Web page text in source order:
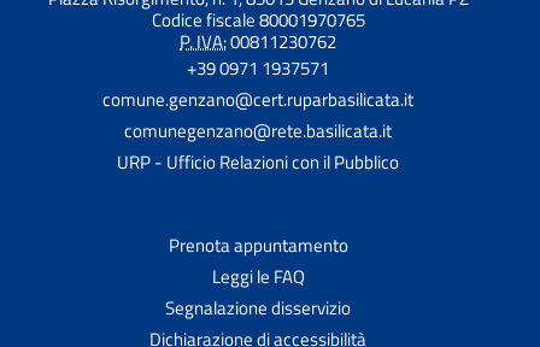
Codice fiscale 80001970765
P. IVA:00811230762
+39 0971 1937571
comune.genzano@cert.ruparbasilicata.it
comunegenzano@rete.basilicata.it
URP - Ufficio Relazioni con il Pubblico
Prenota appuntamento
Leggi le FAQ
Segnalazione disservizio
Dichiarazione di accessibilità